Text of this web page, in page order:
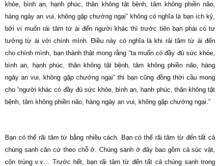
khỏe, bình an, hạnh phúc, thân không tật bệnh, tâm không phiền não,
hàng ngày an vui, không gặp chướng ngại” không có nghĩa là bạn ích kỷ,
bởi vì muốn rải tâm từ ái đến người khác thì trước tiên bạn phải có tư
tưởng từ ái với chính mình. Ðiều này có nghĩa là khi rải tâm từ ái đến
cho chính mình, bạn thành thật mong rằng “ta muốn có đầy đủ sức khỏe,
bình an, hạnh phúc, thân không tật bệnh, tâm không phiền não, hàng
ngày an vui, không gặp chướng ngại” thì bạn cũng đồng thời cầu mong
cho “người khác có đầy đủ sức khỏe, bình an, hạnh phúc, thân không tật
bệnh, tâm không phiền não, hàng ngày an vui, không gặp chướng ngại.”
Bạn có thể rãi tâm từ bằng nhiều cách. Bạn có thể rãi tâm từ đến tất cả
chúng sanh căn cứ theo chỗ ở. Chúng sanh ở đây bao gồm cả súc vật,
côn trùng v.v… Trước hết, bạn rãi tâm từ đến tất cả chúng sanh trong